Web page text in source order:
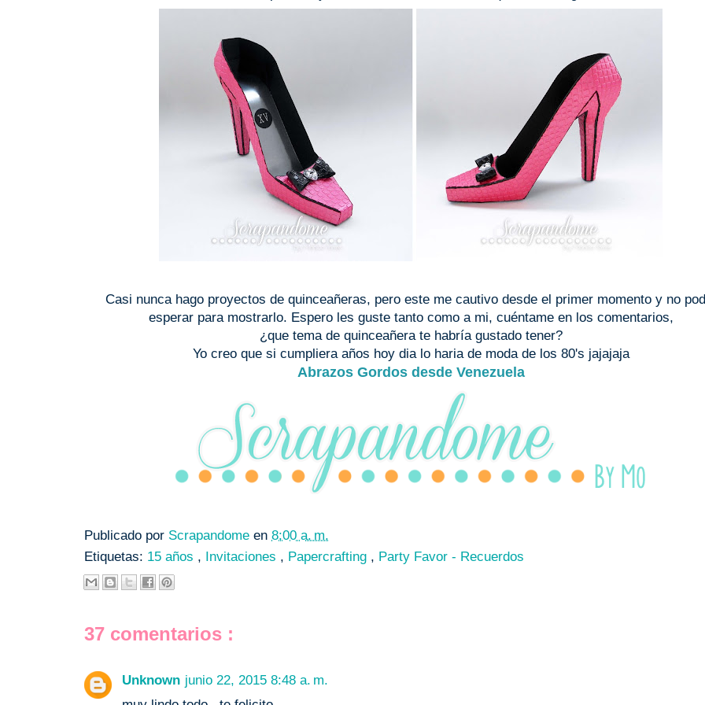
Casi nunca hago proyectos de quinceañeras, pero este me cautivo desde el primer momento y no
esperar para mostrarlo. Espero les guste tanto como a mi, cuéntame en los comentarios,
¿que tema de quinceañera te habría gustado tener?
Yo creo que si cumpliera años hoy dia lo haria de moda de los 80's jajajaja
Abrazos Gordos desde Venezuela
Publicado por Scrapandome en 8:00 a. m.
Etiquetas: 15 años , Invitaciones , Papercrafting , Party Favor - Recuerdos
37 comentarios :
Unknown junio 22, 2015 8:48 a. m.